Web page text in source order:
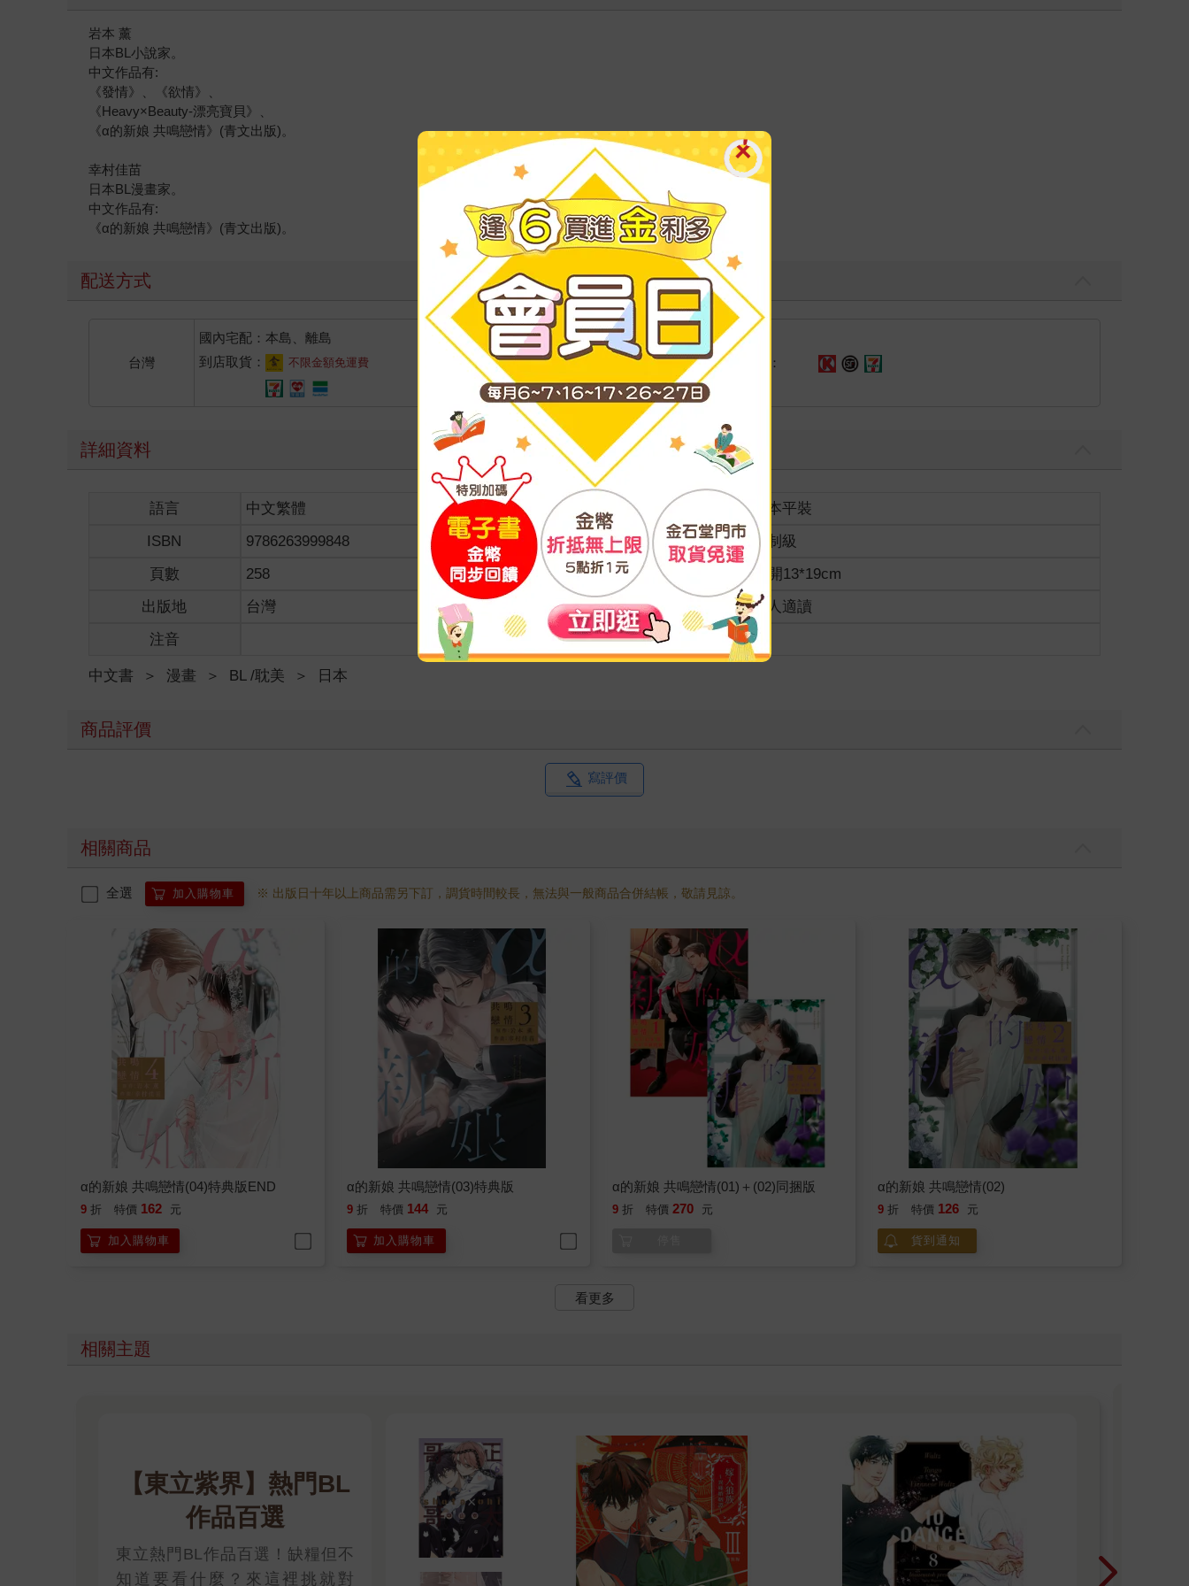
岩本 薰
日本BL小說家。
中文作品有:
《發情》、《欲情》、
《Heavy×Beauty-漂亮寶貝》、
《α的新娘 共鳴戀情》(青文出版)。
幸村佳苗
日本BL漫畫家。
中文作品有:
《α的新娘 共鳴戀情》(青文出版)。
配送方式
台灣
國內宅配：本島、離島
到店取貨：
不限金額免運費 海外 港澳店取：
詳細資料
語言 中文繁體 裝訂
紙本平裝
ISBN
9786263999848 分級
限制級
頁數
258 商品規格
32開13*19cm
出版地
台灣 適讀年齡
成人適讀
注音
級別
中文書 ＞ 漫畫 ＞ BL /耽美 ＞ 日本
商品評價
寫評價
相關商品
全選 加入購物車 ※ 出版日十年以上商品需另下訂，調貨時間較長，無法與一般商品合併結帳，敬請見諒。
α的新娘 共鳴戀情(04)特典版END
9 折 特價 162 元
加入購物車
α的新娘 共鳴戀情(03)特典版
9 折 特價 144 元
加入購物車
α的新娘 共鳴戀情(01)＋(02)同捆版
9 折 特價 270 元
α的新娘 共鳴戀情(02)
9 折 特價 126 元
貨到通知
看更多
相關主題
【東立紫界】熱門BL
作品百選
東立熱門BL作品百選！缺糧但不
知道要看什麼？來這裡挑就對